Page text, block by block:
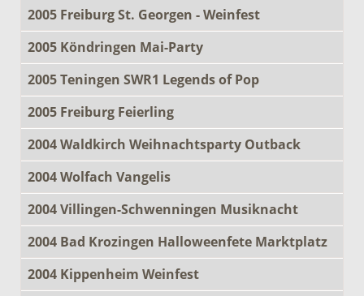
2005 Freiburg St. Georgen - Weinfest
2005 Köndringen Mai-Party
2005 Teningen SWR1 Legends of Pop
2005 Freiburg Feierling
2004 Waldkirch Weihnachtsparty Outback
2004 Wolfach Vangelis
2004 Villingen-Schwenningen Musiknacht
2004 Bad Krozingen Halloweenfete Marktplatz
2004 Kippenheim Weinfest